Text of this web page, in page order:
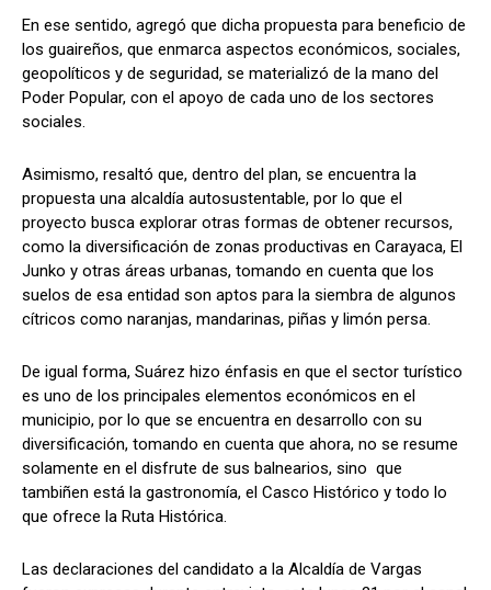
En ese sentido, agregó que dicha propuesta para beneficio de
los guaireños, que enmarca aspectos económicos, sociales,
geopolíticos y de seguridad, se materializó de la mano del
Poder Popular, con el apoyo de cada uno de los sectores
sociales.
Asimismo, resaltó que, dentro del plan, se encuentra la
propuesta una alcaldía autosustentable, por lo que el
proyecto busca explorar otras formas de obtener recursos,
como la diversificación de zonas productivas en Carayaca, El
Junko y otras áreas urbanas, tomando en cuenta que los
suelos de esa entidad son aptos para la siembra de algunos
cítricos como naranjas, mandarinas, piñas y limón persa.
De igual forma, Suárez hizo énfasis en que el sector turístico
es uno de los principales elementos económicos en el
municipio, por lo que se encuentra en desarrollo con su
diversificación, tomando en cuenta que ahora, no se resume
solamente en el disfrute de sus balnearios, sino que
tambiñen está la gastronomía, el Casco Histórico y todo lo
que ofrece la Ruta Histórica.
Las declaraciones del candidato a la Alcaldía de Vargas